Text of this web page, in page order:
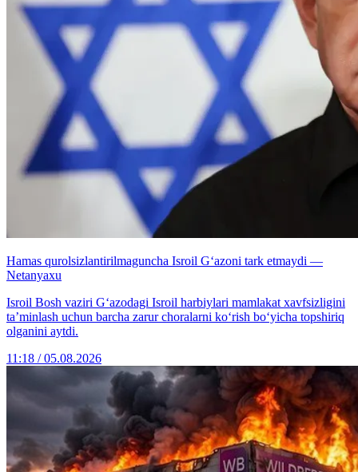
Hamas qurolsizlantirilmaguncha Isroil G‘azoni tark etmaydi —
Netanyaxu
Isroil Bosh vaziri G‘azodagi Isroil harbiylari mamlakat xavfsizligini
ta’minlash uchun barcha zarur choralarni ko‘rish bo‘yicha topshiriq
olganini aytdi.
11:18 / 05.08.2026